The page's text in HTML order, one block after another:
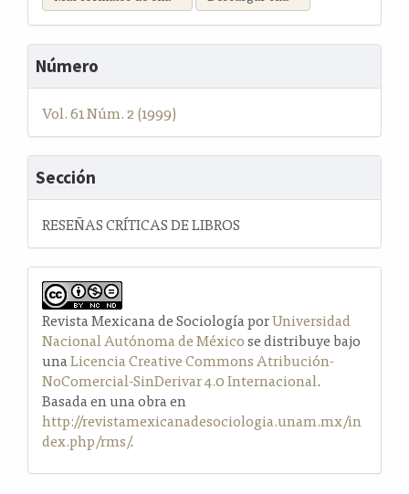
Número
Vol. 61 Núm. 2 (1999)
Sección
RESEÑAS CRÍTICAS DE LIBROS
Revista Mexicana de Sociología porUniversidad
Nacional Autónoma de Méxicose distribuye bajo
unaLicencia Creative Commons Atribución-
NoComercial-SinDerivar 4.0 Internacional.
Basada en una obra en
http://revistamexicanadesociologia.unam.mx/in
dex.php/rms/.